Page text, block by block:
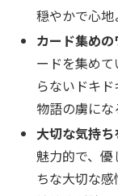
穏やかで心地
カード集め
ードを集め
らないドキド
物語の虜にな
大切な気持
魅力的で、
ちな大切な